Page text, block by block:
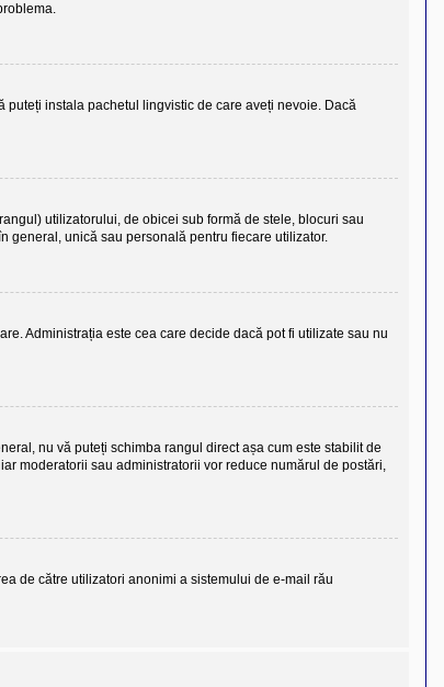
instala pachetul lingvistic de care aveți nevoie. Dacă
utilizatorului, de obicei sub formă de stele, blocuri sau
general, unică sau personală pentru fiecare utilizator.
Administrația este cea care decide dacă pot fi utilizate sau nu
nu vă puteți schimba rangul direct așa cum este stabilit de
moderatorii sau administratorii vor reduce numărul de postări,
de către utilizatori anonimi a sistemului de e-mail rău